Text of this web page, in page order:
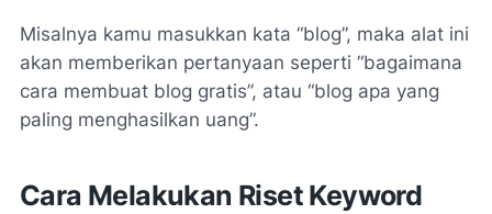
Misalnya kamu masukkan kata “blog”, maka alat ini
akan memberikan pertanyaan seperti “bagaimana
cara membuat blog gratis”, atau “blog apa yang
paling menghasilkan uang”.
Cara Melakukan Riset Keyword